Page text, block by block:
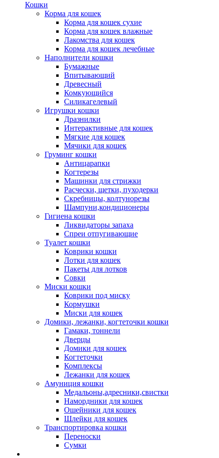
Кошки
Корма для кошек
Корма для кошек сухие
Корма для кошек влажные
Лакомства для кошек
Корма для кошек лечебные
Наполнители кошки
Бумажные
Впитывающий
Древесный
Комкующийся
Силикагелевый
Игрушки кошки
Дразнилки
Интерактивные для кошек
Мягкие для кошек
Мячики для кошек
Груминг кошки
Антицарапки
Когтерезы
Машинки для стрижки
Расчески, щетки, пуходерки
Скребницы, колтунорезы
Шампуни,кондиционеры
Гигиена кошки
Ликвидаторы запаха
Спреи отпугивающие
Туалет кошки
Коврики кошки
Лотки для кошек
Пакеты для лотков
Совки
Миски кошки
Коврики под миску
Кормушки
Миски для кошек
Домики, лежанки, когтеточки кошки
Гамаки, тоннели
Дверцы
Домики для кошек
Когтеточки
Комплексы
Лежанки для кошек
Амуниция кошки
Медальоны,адресники,свистки
Намордники для кошек
Ошейники для кошек
Шлейки для кошек
Транспортировка кошки
Переноски
Сумки